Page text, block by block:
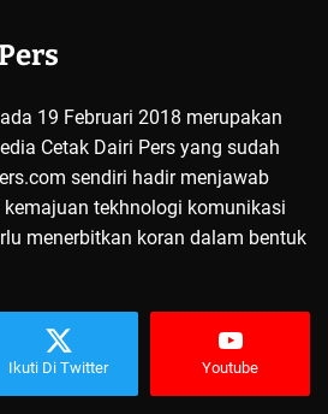
19 Februari 2018 merupakan
Cetak Dairi Pers yang sudah
sendiri hadir menjawab
tekhnologi komunikasi
menerbitkan koran dalam bentuk
Ikuti Di Twitter Youtube